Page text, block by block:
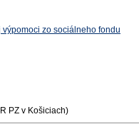
zo sociálneho fondu
PZ v Košiciach)